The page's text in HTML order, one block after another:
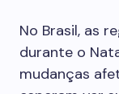
No Brasil, as
durante o
mudanças